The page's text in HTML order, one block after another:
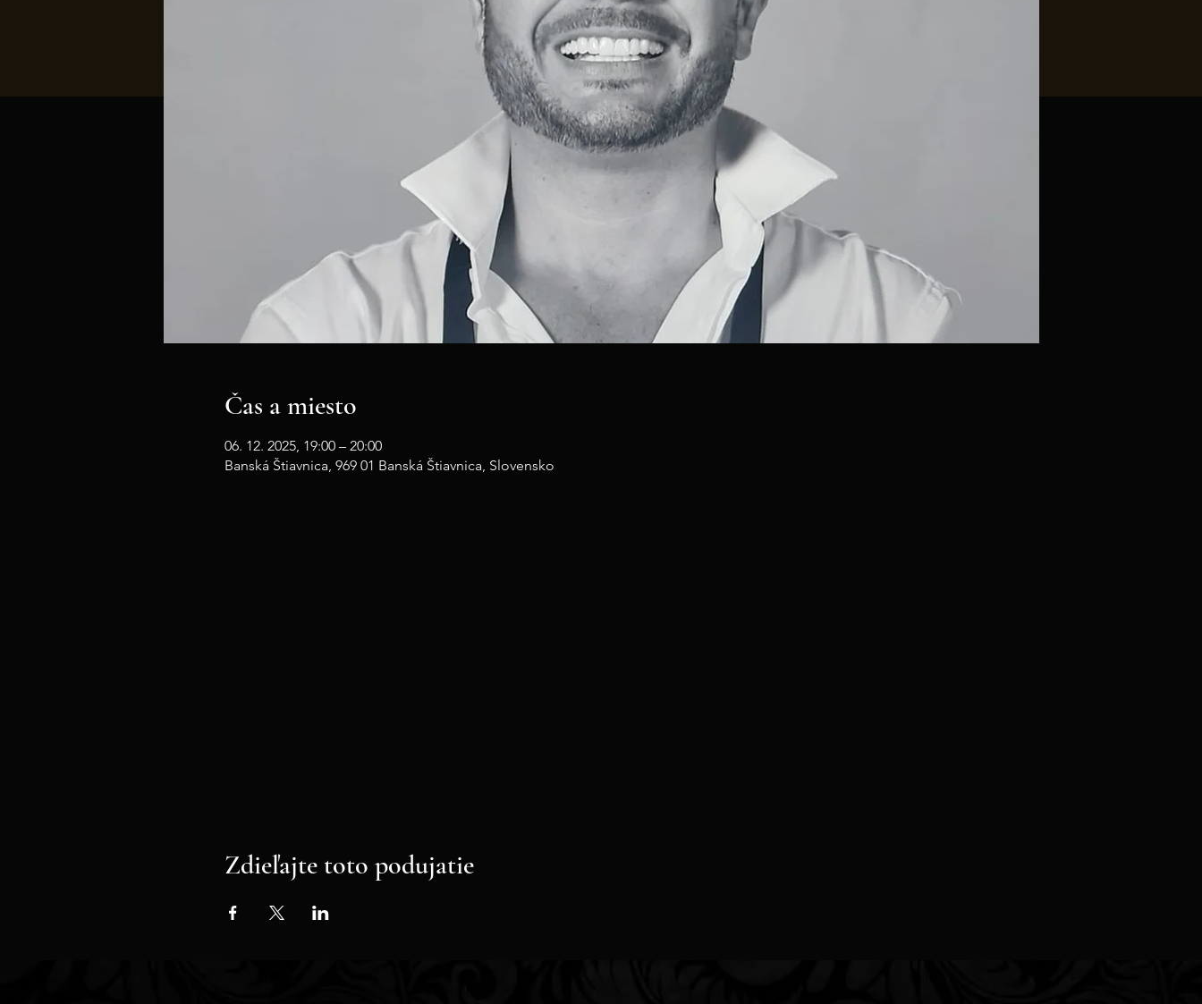
Čas a miesto
06. 12. 2025, 19:00 – 20:00
Banská Štiavnica, 969 01 Banská Štiavnica, Slovensko
Zdieľajte toto podujatie